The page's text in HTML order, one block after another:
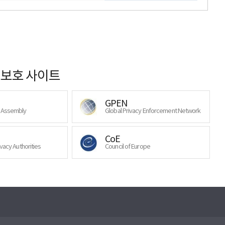
호 사이트
GPEN
Global Privacy Enforcement Network
Authorities
CoE
Council of Europe